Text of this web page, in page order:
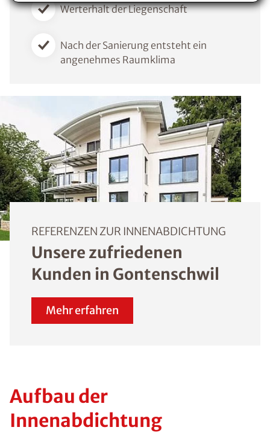
Werterhalt der Liegenschaft
Nach der Sanierung entsteht ein
angenehmes Raumklima
REFERENZEN ZUR INNENABDICHTUNG
Unsere zufriedenen
Kunden in Gontenschwil
Mehr erfahren
Aufbau der
Innenabdichtung
Voraussetzung für den Erhalt des kostenfreien